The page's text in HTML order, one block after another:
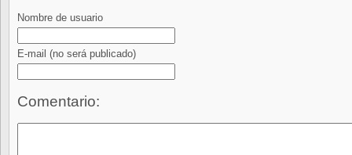
Nombre de usuario
E-mail (no será publicado)
Comentario: